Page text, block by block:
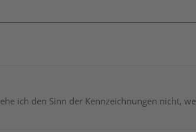
ich den Sinn der Kennzeichnungen nicht,